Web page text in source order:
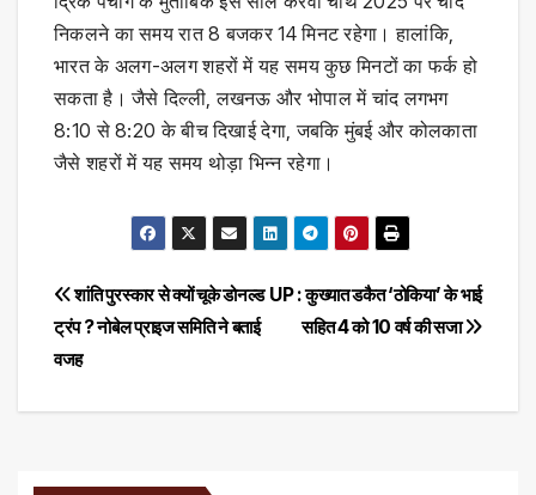
निकलने का समय रात 8 बजकर 14 मिनट रहेगा। हालांकि,
भारत के अलग-अलग शहरों में यह समय कुछ मिनटों का फर्क हो
सकता है। जैसे दिल्ली, लखनऊ और भोपाल में चांद लगभग
8:10 से 8:20 के बीच दिखाई देगा, जबकि मुंबई और कोलकाता
जैसे शहरों में यह समय थोड़ा भिन्न रहेगा।
Post
navigation
UP : कुख्यात डकैत ‘ठोकिया’ के भाई
सहित 4 को 10 वर्ष की सजा
शांति पुरस्कार से क्यों चूके डोनल्ड
ट्रंप ? नोबेल प्राइज समिति ने बताई
वजह